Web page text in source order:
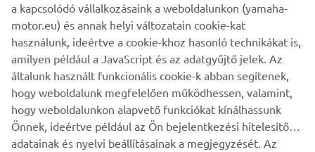
használhatók fel a Yamaha Motor Europe N.V. és/vagy a
Yamaha Motor Co., Ltd. kifejezett írásbeli engedélye
nélkül.
Mindig biztonságosan közlekedjen, és tartsa be a helyi
közlekedési szabályokat.
a kapcsolódó vállalkozásaink a weboldalunkon (yamaha-
motor.eu) és annak helyi változatain cookie-kat
használunk, ideértve a cookie-khoz hasonló technikákat is,
amilyen például a JavaScript és az adatgyűjtő jelek. Az
általunk használt funkcionális cookie-k abban segítenek,
hogy weboldalunk megfelelően működhessen, valamint,
hogy weboldalunkon alapvető funkciókat kínálhassunk
Önnek, ideértve például az Ön bejelentkezési hitelesítő
adatainak és nyelvi beállításainak a megjegyzését. Az